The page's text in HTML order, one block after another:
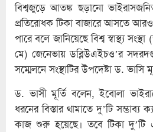
বিশ্বজুড়ে আতঙ্ক ছড়ানো
প্রতিরোধক টিকা বাজারে আসতে
পারে বলে জানিয়েছে বিশ্ব স্বাস্থ্য
মে) জেনেভায় ডব্লিউএইচও’র
সম্মেলনে সংস্থাটির উপদেষ্টা ড. ভাসি
ড. ভাসী মূর্তি বলেন, ইবোলা
ধরনের বিস্তার থামাতে দু’টি সম্ভাব্য
কাজ শুরু হয়েছে। তবে টিকা দু’টি